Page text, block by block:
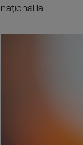
naţional la...